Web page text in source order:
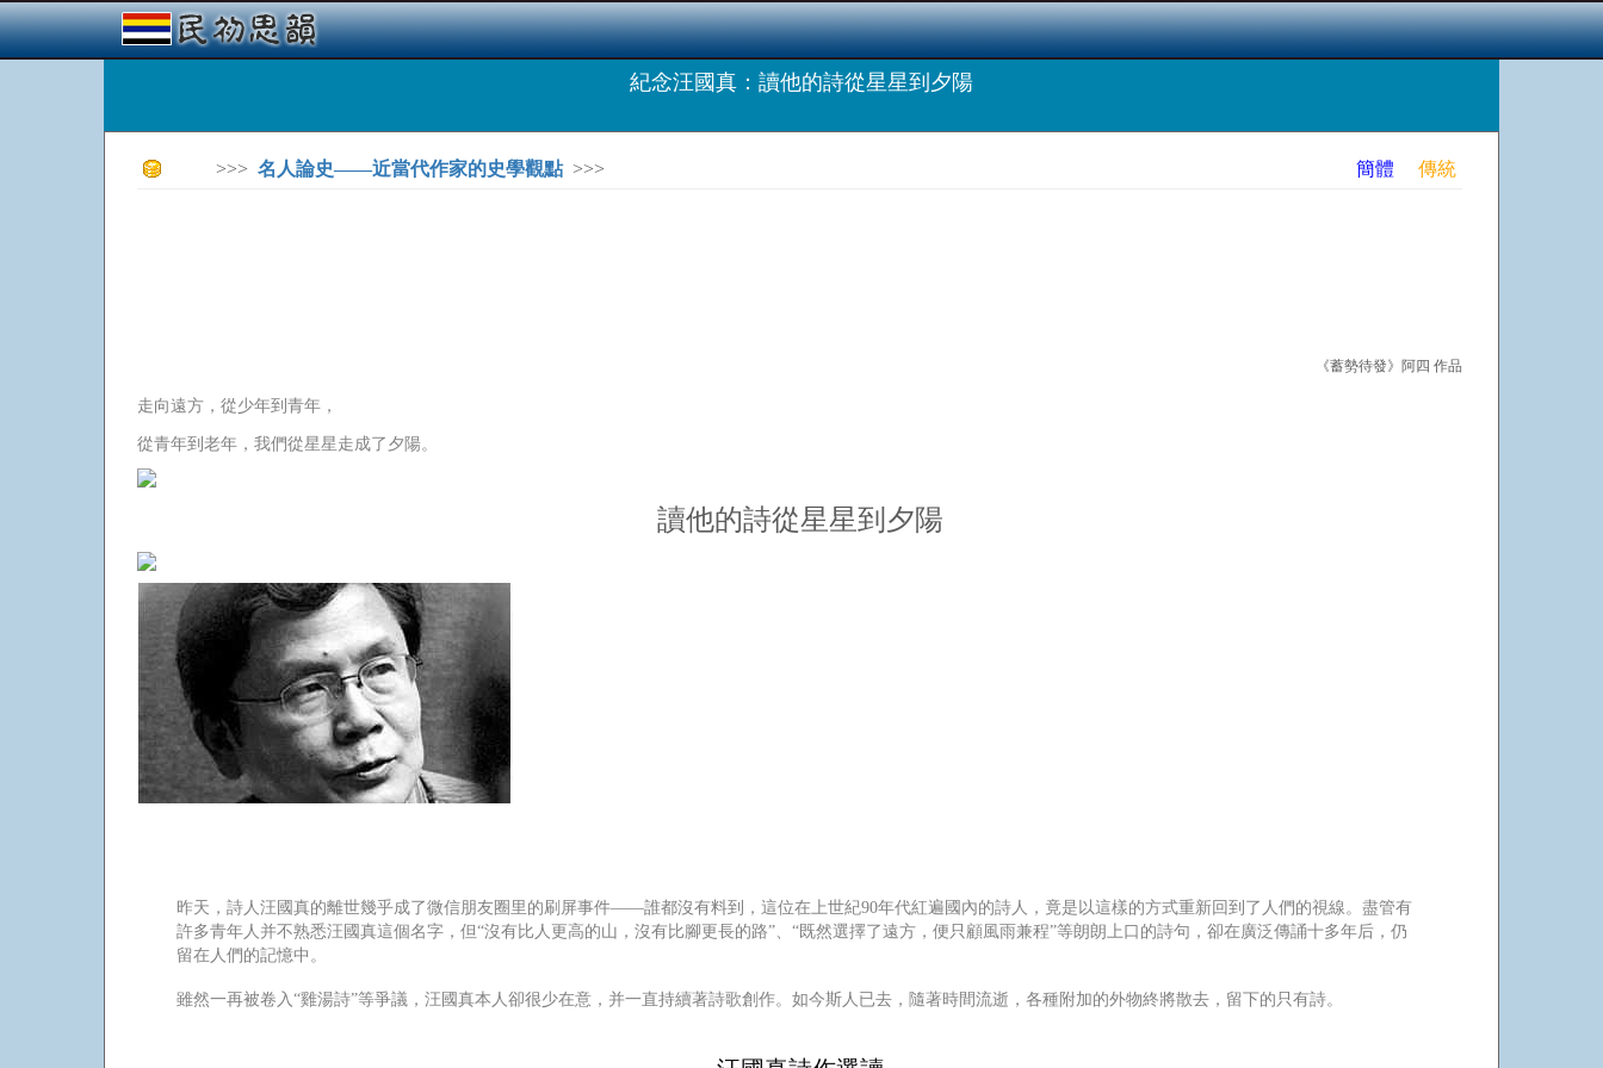
紀念汪國真：讀他的詩從星星到夕陽
>>> 名人論史——近當代作家的史學觀點 >>> 簡體 傳統
《蓄勢待發》阿四 作品
走向遠方，從少年到青年，
從青年到老年，我們從星星走成了夕陽。
讀他的詩從星星到夕陽
昨天，詩人汪國真的離世幾乎成了微信朋友圈里的刷屏事件——誰都沒有料到，這位在上世紀90年代紅遍國內的詩人，竟是以這樣的方式重新回到了人們的視線。盡管有
許多青年人并不熟悉汪國真這個名字，但“沒有比人更高的山，沒有比腳更長的路”、“既然選擇了遠方，便只顧風雨兼程”等朗朗上口的詩句，卻在廣泛傳誦十多年后，仍
留在人們的記憶中。
雖然一再被卷入“雞湯詩”等爭議，汪國真本人卻很少在意，并一直持續著詩歌創作。如今斯人已去，隨著時間流逝，各種附加的外物終將散去，留下的只有詩。